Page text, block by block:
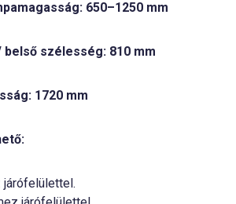
650–1250 mm
szélesség: 810 mm
1720 mm